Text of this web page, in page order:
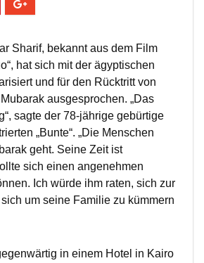
Sharif, bekannt aus dem Film
hat sich mit der ägyptischen
und für den Rücktritt von
ausgesprochen. „Das
sagte der 78-jährige gebürtige
„Bunte“. „Die Menschen
geht. Seine Zeit ist
sich einen angenehmen
Ich würde ihm raten, sich zur
um seine Familie zu kümmern
in einem Hotel in Kairo